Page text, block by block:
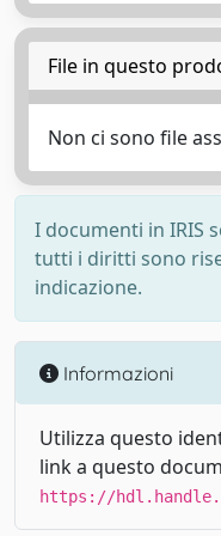
File in questo
Non ci sono file
I documenti in IRIS
tutti i diritti sono
indicazione.
Informazioni
Utilizza questo
link a questo
https://